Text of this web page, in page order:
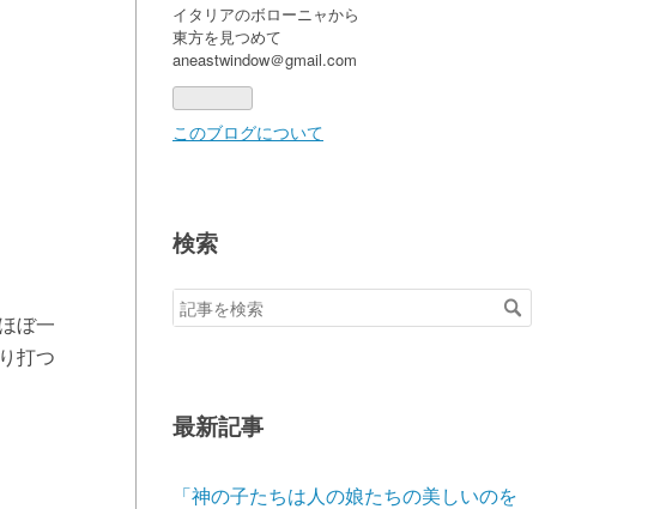
ぼ一
打つ
イタリアのボローニャから
東方を見つめて
aneastwindow＠gmail.com
このブログについて
検索
最新記事
「神の子たちは人の娘たちの美しいのを